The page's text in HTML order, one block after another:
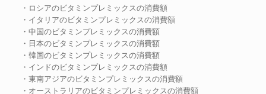
・ロシアのビタミンプレミックスの消費額
・イタリアのビタミンプレミックスの消費額
・中国のビタミンプレミックスの消費額
・日本のビタミンプレミックスの消費額
・韓国のビタミンプレミックスの消費額
・インドのビタミンプレミックスの消費額
・東南アジアのビタミンプレミックスの消費額
・オーストラリアのビタミンプレミックスの消費額